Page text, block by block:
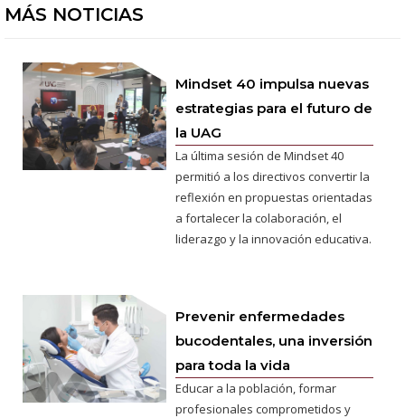
MÁS NOTICIAS
Mindset 40 impulsa nuevas
estrategias para el futuro de
la UAG
La última sesión de Mindset 40
permitió a los directivos convertir la
reflexión en propuestas orientadas
a fortalecer la colaboración, el
liderazgo y la innovación educativa.
Prevenir enfermedades
bucodentales, una inversión
para toda la vida
Educar a la población, formar
profesionales comprometidos y